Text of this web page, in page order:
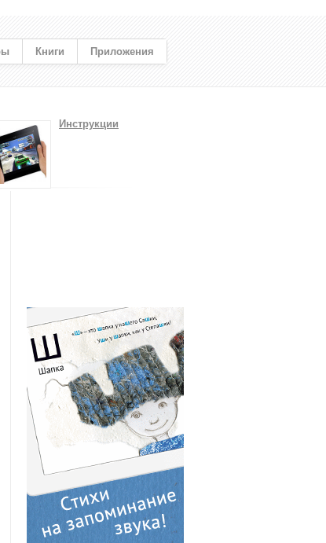
Книги Приложения
Инструкции